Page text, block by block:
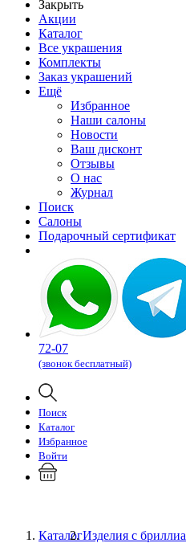
Закрыть
Акции
Каталог
Все украшения
Комплекты
Заказ украшений
Ещё
Избранное
Наши салоны
Новости
Ваш дисконт
Отзывы
О нас
Журнал
Поиск
Салоны
Подарочный сертификат
72-07
(звонок бесплатный)
Поиск
Каталог
Избранное
Войти
КаталогИзделия с